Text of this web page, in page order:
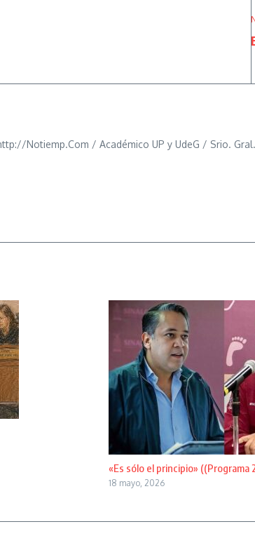
Notiemp.Com / Académico UP y UdeG / Srio.
«Es sólo el principio» ((Programa
18 mayo, 2026